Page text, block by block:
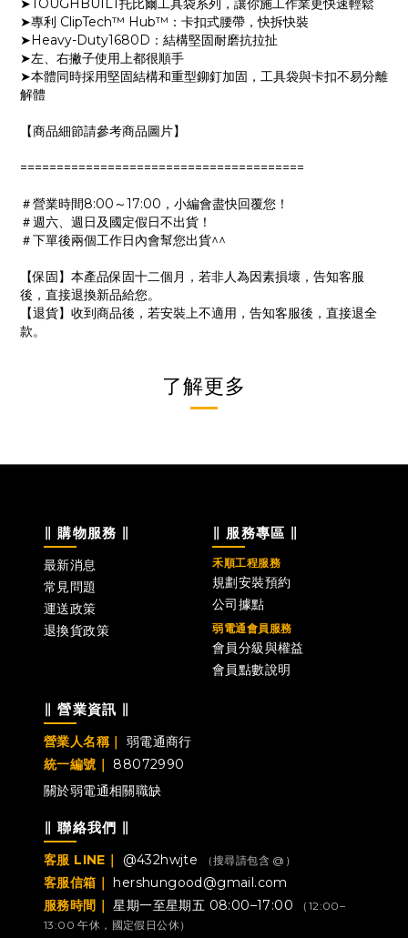
➤TOUGHBUILT托比爾工具袋系列，讓你施工作業更快速輕鬆
➤專利 ClipTech™ Hub™：卡扣式腰帶，快拆快裝
➤Heavy-Duty1680D：結構堅固耐磨抗拉扯
➤左、右撇子使用上都很順手
➤本體同時採用堅固結構和重型鉚釘加固，工具袋與卡扣不易分離
解體
【商品細節請參考商品圖片】
=======================================
＃營業時間8:00～17:00，小編會盡快回覆您！
＃週六、週日及國定假日不出貨！
＃下單後兩個工作日內會幫您出貨^^
【保固】本產品保固十二個月，若非人為因素損壞，告知客服
後，直接退換新品給您。
【退貨】收到商品後，若安裝上不適用，告知客服後，直接退全
款。
了解更多
∥ 購物服務 ∥
最新消息
常見問題
運送政策
退換貨政策
∥ 服務專區 ∥
禾順工程服務
規劃安裝預約
公司據點
弱電通會員服務
會員分級與權益
會員點數說明
∥ 營業資訊 ∥
營業人名稱｜
弱電通商行
統一編號｜
88072990
關於弱電通相關職缺
∥ 聯絡我們 ∥
客服 LINE｜ @432hwjte （搜尋請包含 @）
客服信箱｜ hershungood@gmail.com
服務時間｜ 星期一至星期五 08:00–17:00
（12:00–
13:00 午休，國定假日公休）